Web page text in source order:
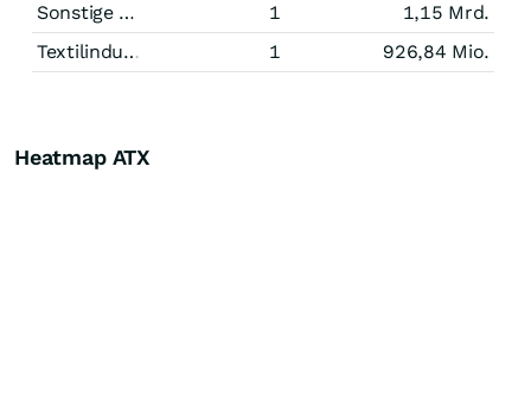
Sonstige Technologie
1
1,15 Mrd.
Textilindustrie
1 926,84 Mio.
Heatmap ATX